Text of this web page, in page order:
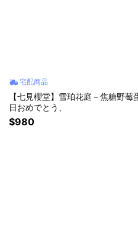
宅配商品
【七見櫻堂】雪珀花庭－焦糖野莓
日おめでとう、
$980